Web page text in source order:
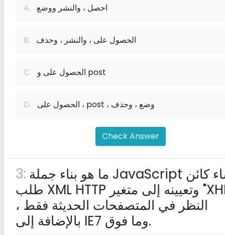
A. احصل ، والنشر ووضع
B. الحصول على ، والنشر ، وحذف
C. الحصول على و post
D. الحصول على ، post ، وضع ، وحذف
Check Answer
3:
طلب XML HTTP وتعيينه إلى متغير "XHR"؟
النظر في المتصفحات الحديثة فقط ،
بالإضافة إلى IE7 وما فوق.